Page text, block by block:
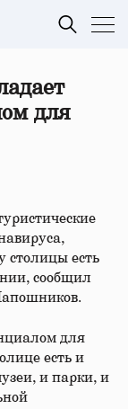
для
столицы есть
сообщил
для
есть и
и парки, и